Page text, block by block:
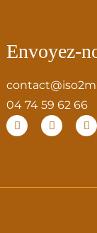
Envoyez-
04 74 59 62 66